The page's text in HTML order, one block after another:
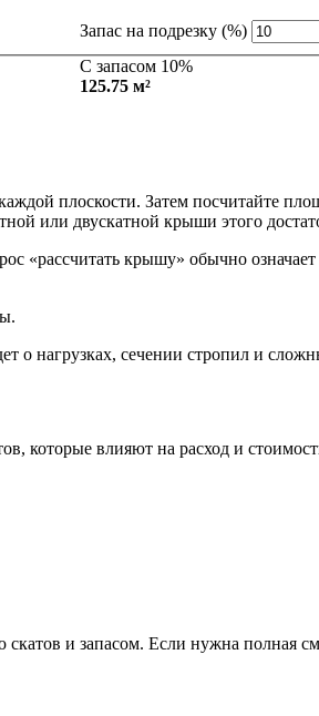
Запас на подрезку (%)
С запасом 10%
125.75 м²
плоскости. Затем посчитайте
или двускатной крыши этого
«рассчитать крышу» обычно означает
о нагрузках, сечении стропил и
которые влияют на расход и
и запасом. Если нужна полная